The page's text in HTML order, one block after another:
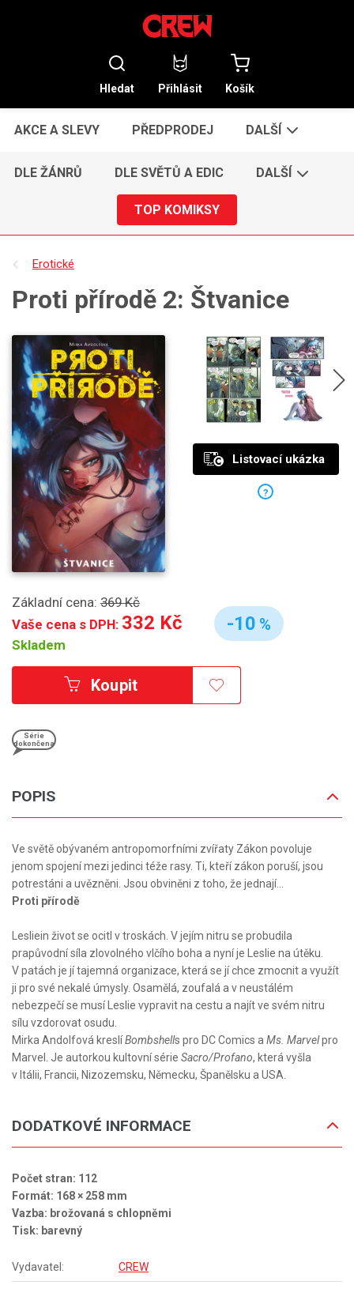
Hledat Přihlásit Košík
AKCE A SLEVY PŘEDPRODEJ DALŠÍ
DLE ŽÁNRŮ DLE SVĚTŮ A EDIC DALŠÍ
TOP KOMIKSY
Erotické
Proti přírodě 2: Štvanice
Základní cena: 369 Kč
Vaše cena s DPH: 332 Kč
Skladem
-10 %
Koupit
Série
dokončena
POPIS
Ve světě obývaném antropomorfními zvířaty Zákon povoluje
jenom spojení mezi jedinci téže rasy. Ti, kteří zákon poruší, jsou
potrestáni a uvězněni. Jsou obviněni z toho, že jednají...
Proti přírodě
Lesliein život se ocitl v troskách. V jejím nitru se probudila
prapůvodní síla zlovolného vlčího boha a nyní je Leslie na útěku.
V patách je jí tajemná organizace, která se jí chce zmocnit a využít
ji pro své nekalé úmysly. Osamělá, zoufalá a v neustálém
nebezpečí se musí Leslie vypravit na cestu a najít ve svém nitru
sílu vzdorovat osudu.
Mirka Andolfová kreslíBombshells pro DC Comics a Ms. Marvelpro
Marvel. Je autorkou kultovní série Sacro/Profano, která vyšla
v Itálii, Francii, Nizozemsku, Německu, Španělsku a USA.
DODATKOVÉ INFORMACE
Počet stran: 112
Formát: 168 × 258 mm
Vazba: brožovaná s chlopněmi
Tisk: barevný
Vydavatel: CREW
Listovací ukázka
?